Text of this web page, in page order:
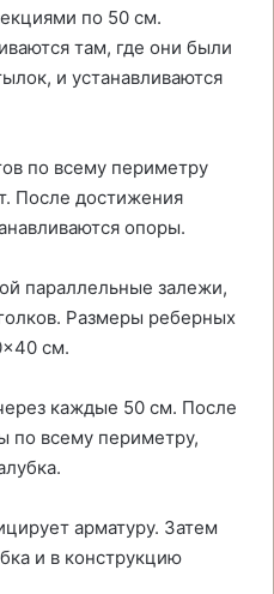
по 50 см.
там, где они были
и устанавливаются
по всему периметру
После достижения
опоры.
параллельные залежи,
Размеры реберных
см.
каждые 50 см. После
по всему периметру,
арматуру. Затем
и в конструкцию